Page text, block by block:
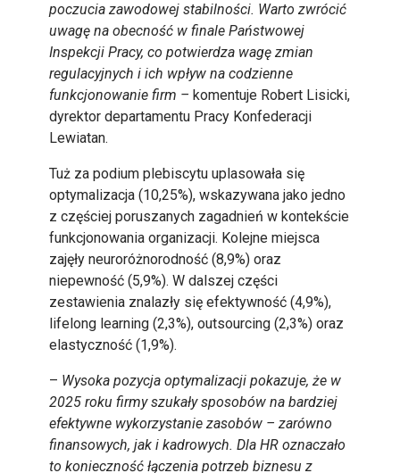
poczucia zawodowej stabilności. Warto zwrócić
uwagę na obecność w finale Państwowej
Inspekcji Pracy, co potwierdza wagę zmian
regulacyjnych i ich wpływ na codzienne
funkcjonowanie firm – komentuje Robert Lisicki,
dyrektor departamentu Pracy Konfederacji
Lewiatan.
Tuż za podium plebiscytu uplasowała się
optymalizacja (10,25%), wskazywana jako jedno
z częściej poruszanych zagadnień w kontekście
funkcjonowania organizacji. Kolejne miejsca
zajęły neuroróżnorodność (8,9%) oraz
niepewność (5,9%). W dalszej części
zestawienia znalazły się efektywność (4,9%),
lifelong learning (2,3%), outsourcing (2,3%) oraz
elastyczność (1,9%).
– Wysoka pozycja optymalizacji pokazuje, że w
2025 roku firmy szukały sposobów na bardziej
efektywne wykorzystanie zasobów – zarówno
finansowych, jak i kadrowych. Dla HR oznaczało
to konieczność łączenia potrzeb biznesu z